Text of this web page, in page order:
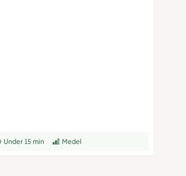
tar Under 15 min att tillaga
Under 15 min Receptet har Medel svårighetsgrad
Medel